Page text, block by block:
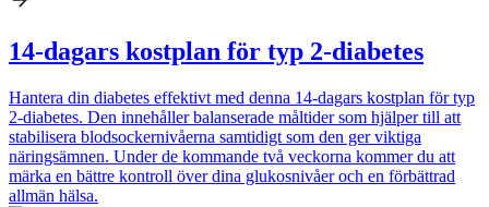
14-dagars kostplan för typ 2-diabetes
Hantera din diabetes effektivt med denna 14-dagars kostplan för typ
2-diabetes. Den innehåller balanserade måltider som hjälper till att
stabilisera blodsockernivåerna samtidigt som den ger viktiga
näringsämnen. Under de kommande två veckorna kommer du att
märka en bättre kontroll över dina glukosnivåer och en förbättrad
allmän hälsa.